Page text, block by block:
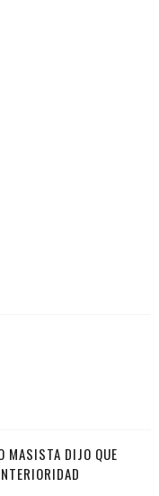
MASISTA DIJO QUE